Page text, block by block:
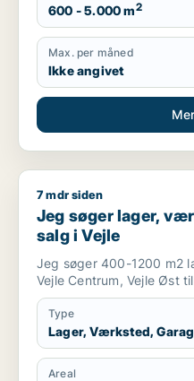
600 - 5.000 m2
Max. per måned
Ikke angivet
Jeg søger lager, værksted
7 mdr siden
Jeg søger lager,
salg i Vejle
Jeg søger 400-1200 m2
Vejle Centrum, Vejle Øst
Type
Lager, Værksted,
Areal